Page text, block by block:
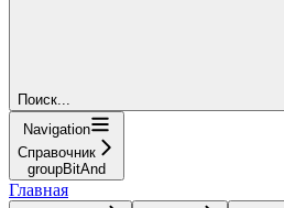
Поиск...
Navigation
Справочник
groupBitAnd
Главная